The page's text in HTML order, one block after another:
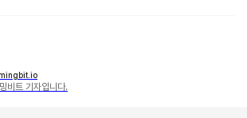
비트 기자입니다.